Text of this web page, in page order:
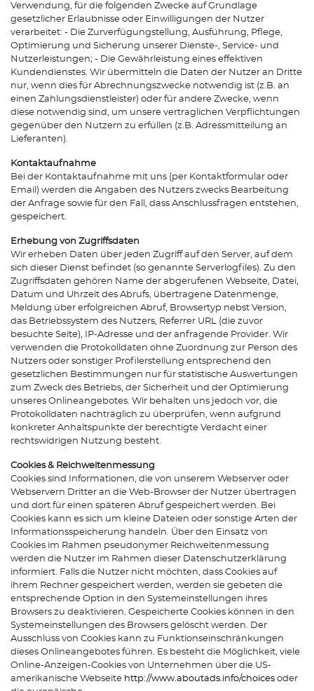
Verwendung, für die folgenden Zwecke auf Grundlage
gesetzlicher Erlaubnisse oder Einwilligungen der Nutzer
verarbeitet: - Die Zurverfügungstellung, Ausführung, Pflege,
Optimierung und Sicherung unserer Dienste-, Service- und
Nutzerleistungen; - Die Gewährleistung eines effektiven
Kundendienstes. Wir übermitteln die Daten der Nutzer an Dritte
nur, wenn dies für Abrechnungszwecke notwendig ist (z.B. an
einen Zahlungsdienstleister) oder für andere Zwecke, wenn
diese notwendig sind, um unsere vertraglichen Verpflichtungen
gegenüber den Nutzern zu erfüllen (z.B. Adressmitteilung an
Lieferanten).
Kontaktaufnahme
Bei der Kontaktaufnahme mit uns (per Kontaktformular oder
Email) werden die Angaben des Nutzers zwecks Bearbeitung
der Anfrage sowie für den Fall, dass Anschlussfragen entstehen,
gespeichert.
Erhebung von Zugriffsdaten
Wir erheben Daten über jeden Zugriff auf den Server, auf dem
sich dieser Dienst befindet (so genannte Serverlogfiles). Zu den
Zugriffsdaten gehören Name der abgerufenen Webseite, Datei,
Datum und Uhrzeit des Abrufs, übertragene Datenmenge,
Meldung über erfolgreichen Abruf, Browsertyp nebst Version,
das Betriebssystem des Nutzers, Referrer URL (die zuvor
besuchte Seite), IP-Adresse und der anfragende Provider. Wir
verwenden die Protokolldaten ohne Zuordnung zur Person des
Nutzers oder sonstiger Profilerstellung entsprechend den
gesetzlichen Bestimmungen nur für statistische Auswertungen
zum Zweck des Betriebs, der Sicherheit und der Optimierung
unseres Onlineangebotes. Wir behalten uns jedoch vor, die
Protokolldaten nachträglich zu überprüfen, wenn aufgrund
konkreter Anhaltspunkte der berechtigte Verdacht einer
rechtswidrigen Nutzung besteht.
Cookies & Reichweitenmessung
Cookies sind Informationen, die von unserem Webserver oder
Webservern Dritter an die Web-Browser der Nutzer übertragen
und dort für einen späteren Abruf gespeichert werden. Bei
Cookies kann es sich um kleine Dateien oder sonstige Arten der
Informationsspeicherung handeln. Über den Einsatz von
Cookies im Rahmen pseudonymer Reichweitenmessung
werden die Nutzer im Rahmen dieser Datenschutzerklärung
informiert. Falls die Nutzer nicht möchten, dass Cookies auf
ihrem Rechner gespeichert werden, werden sie gebeten die
entsprechende Option in den Systemeinstellungen ihres
Browsers zu deaktivieren. Gespeicherte Cookies können in den
Systemeinstellungen des Browsers gelöscht werden. Der
Ausschluss von Cookies kann zu Funktionseinschränkungen
dieses Onlineangebotes führen. Es besteht die Möglichkeit, viele
Online-Anzeigen-Cookies von Unternehmen über die US-
amerikanische Webseite http://www.aboutads.info/choices oder